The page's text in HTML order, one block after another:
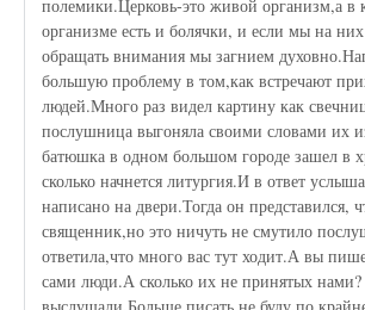
полемики.Церковь-это живой организм,а
организме есть и болячки, и если мы на
обращать внимания мы загнием
большую проблему в том,как встречают
людей.Много раз видел картину как
послушница выгоняла своими словами их
батюшка в одном большом городе зашел в
сколько начнется литургия.И в ответ
написано на двери.Тогда он представился,
священник,но это ничуть не смутило
ответила,что много вас тут ходит.А вы
сами люди.А сколько их не принятых нами?